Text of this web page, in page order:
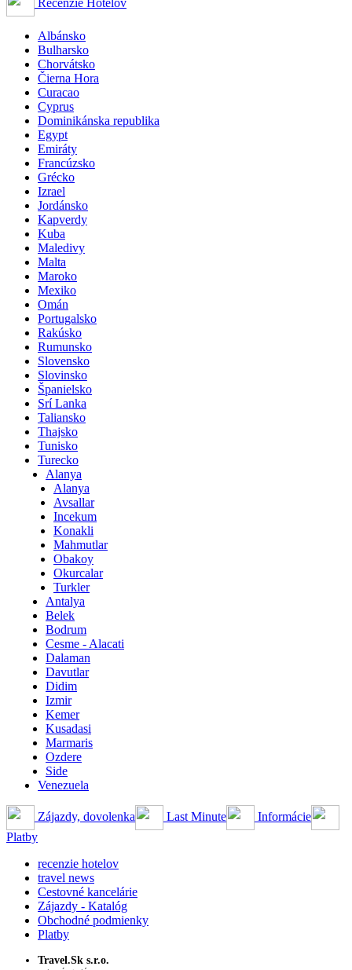
Recenzie Hotelov
Albánsko
Bulharsko
Chorvátsko
Čierna Hora
Curacao
Cyprus
Dominikánska republika
Egypt
Emiráty
Francúzsko
Grécko
Izrael
Jordánsko
Kapverdy
Kuba
Maledivy
Malta
Maroko
Mexiko
Omán
Portugalsko
Rakúsko
Rumunsko
Slovensko
Slovinsko
Španielsko
Srí Lanka
Taliansko
Thajsko
Tunisko
Turecko
Alanya
Alanya
Avsallar
Incekum
Konakli
Mahmutlar
Obakoy
Okurcalar
Turkler
Antalya
Belek
Bodrum
Cesme - Alacati
Dalaman
Davutlar
Didim
Izmir
Kemer
Kusadasi
Marmaris
Ozdere
Side
Venezuela
Zájazdy, dovolenka Last Minute
Informácie
Platby
recenzie hotelov
travel news
Cestovné kancelárie
Zájazdy - Katalóg
Obchodné podmienky
Platby
Travel.Sk s.r.o.